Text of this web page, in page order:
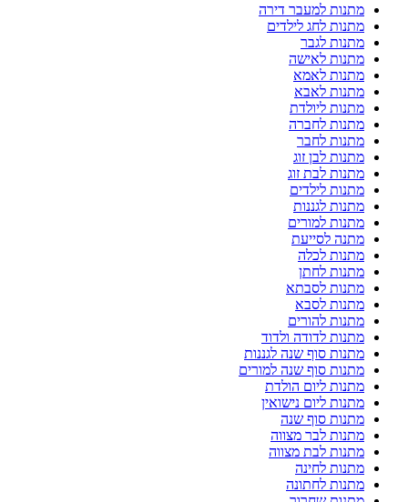
מתנות למעבר דירה
מתנות לחג לילדים
מתנות לגבר
מתנות לאישה
מתנות לאמא
מתנות לאבא
מתנות ליולדת
מתנות לחברה
מתנות לחבר
מתנות לבן זוג
מתנות לבת זוג
מתנות לילדים
מתנות לגננות
מתנות למורים
מתנה לסייעת
מתנות לכלה
מתנות לחתן
מתנות לסבתא
מתנות לסבא
מתנות להורים
מתנות לדודה ולדוד
מתנות סוף שנה לגננות
מתנות סוף שנה למורים
מתנות ליום הולדת
מתנות ליום נישואין
מתנות סוף שנה
מתנות לבר מצווה
מתנות לבת מצווה
מתנות לחינה
מתנות לחתונה